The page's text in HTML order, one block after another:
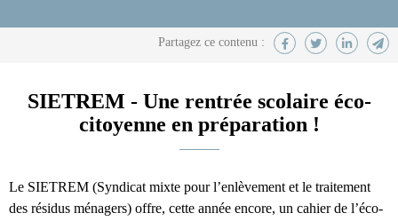
SIETREM - Une rentrée scolaire éco-
citoyenne en préparation !
Le SIETREM (Syndicat mixte pour l’enlèvement et le traitement
des résidus ménagers) offre, cette année encore, un cahier de l’éco-